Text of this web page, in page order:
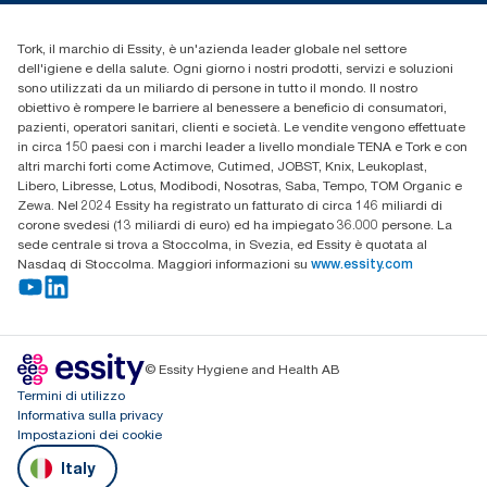
+39 0331 443896
Tork, il marchio di Essity, è un'azienda leader globale nel settore
dell'igiene e della salute. Ogni giorno i nostri prodotti, servizi e soluzioni
sono utilizzati da un miliardo di persone in tutto il mondo. Il nostro
obiettivo è rompere le barriere al benessere a beneficio di consumatori,
pazienti, operatori sanitari, clienti e società. Le vendite vengono effettuate
in circa 150 paesi con i marchi leader a livello mondiale TENA e Tork e con
altri marchi forti come Actimove, Cutimed, JOBST, Knix, Leukoplast,
Libero, Libresse, Lotus, Modibodi, Nosotras, Saba, Tempo, TOM Organic e
Zewa. Nel 2024 Essity ha registrato un fatturato di circa 146 miliardi di
corone svedesi (13 miliardi di euro) ed ha impiegato 36.000 persone. La
sede centrale si trova a Stoccolma, in Svezia, ed Essity è quotata al
Nasdaq di Stoccolma. Maggiori informazioni su www.essity.com
© Essity Hygiene and Health AB
Termini di utilizzo
Informativa sulla privacy
Impostazioni dei cookie
Italy